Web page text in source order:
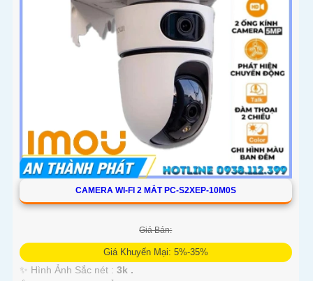
CAMERA WI-FI 2 MẮT PC-S2XEP-10M0S
Giá Bán:
Giá Khuyến Mại: 5%-35%
✨ Hình Ảnh Sắc nét : 3k .